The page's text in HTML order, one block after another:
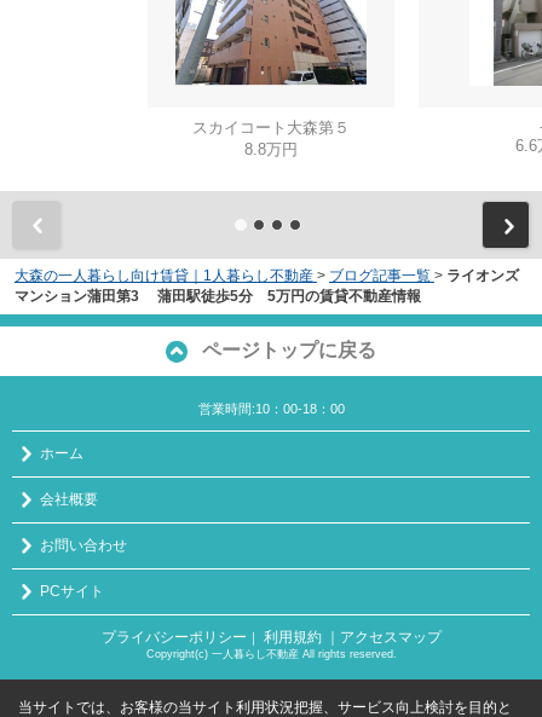
スカイコート大森第５
8.8万円
6.6
大森の一人暮らし向け賃貸｜1人暮らし不動産 > ブログ記事一覧 > ライオンズ
マンション蒲田第3 蒲田駅徒歩5分 5万円の賃貸不動産情報
ページトップに戻る
営業時間:10：00-18：00
ホーム
会社概要
お問い合わせ
PCサイト
プライバシーポリシー 利用規約 ｜アクセスマップ
Copyright(c) 一人暮らし不動産 All rights reserved.
当サイトでは、お客様の当サイト利用状況把握、サービス向上検討を目的と